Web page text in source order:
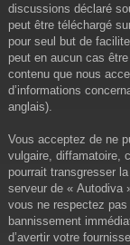
discussions déclaré
peut être téléchargé
pour seul but de
peut en aucun cas
contenu que nous
d’informations
anglais).
Vous acceptez de ne
vulgaire, diffamatoire,
pourrait transgresser
serveur de « Autodiva
vous ne respectez
bannissement
d’avertir votre